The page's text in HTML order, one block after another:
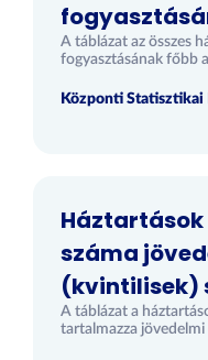
A táblázat az összes
fogyasztásának főbb
Központi Statisztikai
Háztartások
száma
(kvintilisek)
A táblázat a
tartalmazza